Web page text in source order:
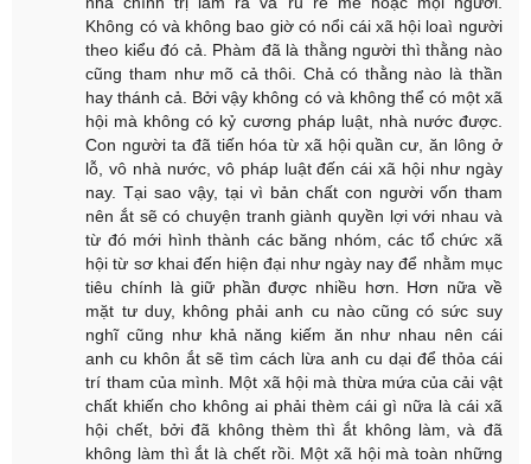
Không có và không bao giờ có nổi cái xã hội loaì người
theo kiểu đó cả. Phàm đã là thằng người thì thằng nào
cũng tham như mõ cả thôi. Chả có thằng nào là thần
hay thánh cả. Bởi vậy không có và không thể có một xã
hội mà không có kỷ cương pháp luật, nhà nước được.
Con người ta đã tiến hóa từ xã hội quần cư, ăn lông ở
lỗ, vô nhà nước, vô pháp luật đến cái xã hội như ngày
nay. Tại sao vậy, tại vì bản chất con người vốn tham
nên ắt sẽ có chuyện tranh giành quyền lợi với nhau và
từ đó mới hình thành các băng nhóm, các tổ chức xã
hội từ sơ khai đến hiện đại như ngày nay để nhằm mục
tiêu chính là giữ phần được nhiều hơn. Hơn nữa về
mặt tư duy, không phải anh cu nào cũng có sức suy
nghĩ cũng như khả năng kiếm ăn như nhau nên cái
anh cu khôn ắt sẽ tìm cách lừa anh cu dại để thỏa cái
trí tham của mình. Một xã hội mà thừa mứa của cải vật
chất khiến cho không ai phải thèm cái gì nữa là cái xã
hội chết, bởi đã không thèm thì ắt không làm, và đã
không làm thì ắt là chết rồi. Một xã hội mà toàn những